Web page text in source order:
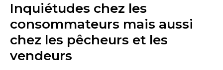
Inquiétudes chez les
consommateurs mais aussi
chez les pêcheurs et les
vendeurs